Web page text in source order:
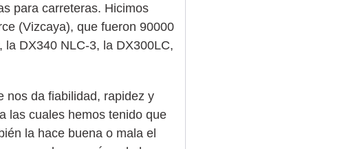
para carreteras. Hicimos
(Vizcaya), que fueron 90000
DX340 NLC-3, la DX300LC,
nos da fiabilidad, rapidez y
las cuales hemos tenido que
la hace buena o mala el